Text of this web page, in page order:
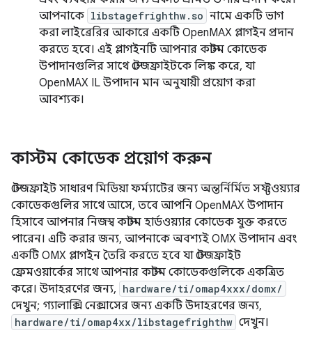
আপনাকে libstagefrighthw.so নামে একটি ভাগ
করা লাইব্রেরির আকারে একটি OpenMAX প্লাগইন প্রদান
করতে হবে। এই প্লাগইনটি আপনার কাস্টম কোডেক
উপাদানগুলির সাথে স্টেজফ্রাইটকে লিঙ্ক করে, যা
OpenMAX IL উপাদান মান অনুযায়ী প্রয়োগ করা
আবশ্যক।
কাস্টম কোডেক প্রয়োগ করুন
স্টেজফ্রাইট সাধারণ মিডিয়া ফর্ম্যাটের জন্য অন্তর্নির্মিত সফ্টওয়্যার
কোডেকগুলির সাথে আসে, তবে আপনি OpenMAX উপাদান
হিসাবে আপনার নিজস্ব কাস্টম হার্ডওয়্যার কোডেক যুক্ত করতে
পারেন। এটি করার জন্য, আপনাকে অবশ্যই OMX উপাদান এবং
একটি OMX প্লাগইন তৈরি করতে হবে যা স্টেজফ্রাইট
ফ্রেমওয়ার্কের সাথে আপনার কাস্টম কোডেকগুলিকে একত্রিত
করে। উদাহরণের জন্য, hardware/ti/omap4xxx/domx/
দেখুন; গ্যালাক্সি নেক্সাসের জন্য একটি উদাহরণের জন্য,
hardware/ti/omap4xx/libstagefrighthw দেখুন।